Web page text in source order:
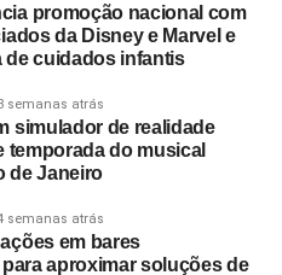
promoção nacional com
da Disney e Marvel e
de cuidados infantis
semanas atrás
simulador de realidade
temporada do musical
de Janeiro
semanas atrás
em bares
aproximar soluções de